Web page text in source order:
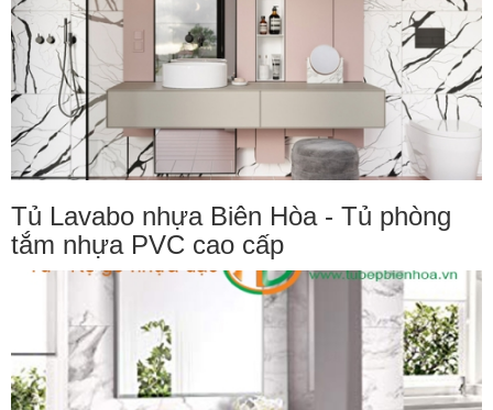
Tủ Lavabo nhựa Biên Hòa - Tủ phòng
tắm nhựa PVC cao cấp